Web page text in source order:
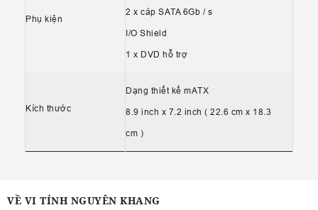
Phụ kiện
2 x cáp SATA 6Gb / s
I/O Shield
1 x DVD hỗ trợ
Kích thước
Dạng thiết kế mATX
8.9 inch x 7.2 inch ( 22.6 cm x 18.3
cm )
VỀ VI TÍNH NGUYÊN KHANG